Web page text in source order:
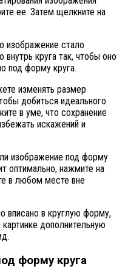
ее. Затем щелкните на
изображение стало
круга так, чтобы оно
под форму круга.
изменять размер
добиться идеального
в уме, что сохранение
искажений и
изображение под форму
оптимально, нажмите на
в любом месте вне
вписано в круглую форму,
дополнительную
форму круга